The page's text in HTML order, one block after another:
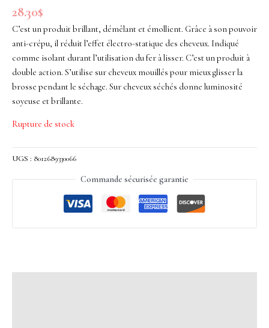
28.30$
C’est un produit brillant, démêlant et émollient. Grâce à son pouvoir
anti-crépu, il réduit l’effet électro-statique des cheveux. Indiqué
comme isolant durant l’utilisation du fer à lisser. C’est un produit à
double action. S’utilise sur cheveux mouillés pour mieux glisser la
brosse pendant le séchage. Sur cheveux séchés donne luminosité
soyeuse et brillante.
Rupture de stock
UGS : 8012689330066
Commande sécurisée garantie